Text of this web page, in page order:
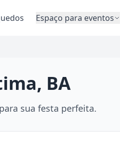
Espaço para eventos
BA
sua festa perfeita.